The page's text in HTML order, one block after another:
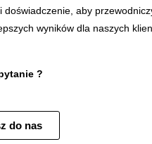
aby
wyników dla naszych
?
do nas